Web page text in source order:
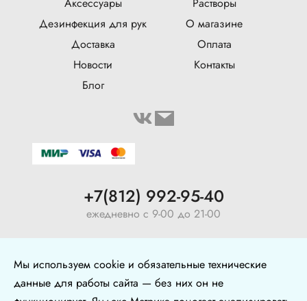
Аксессуары
Растворы
Дезинфекция для рук
О магазине
Доставка
Оплата
Новости
Контакты
Блог
+7(812) 992-95-40
ежедневно с 9-00 до 21-00
+7 (904) 640-10-77
Мы используем cookie и обязательные технические
данные для работы сайта — без них он не